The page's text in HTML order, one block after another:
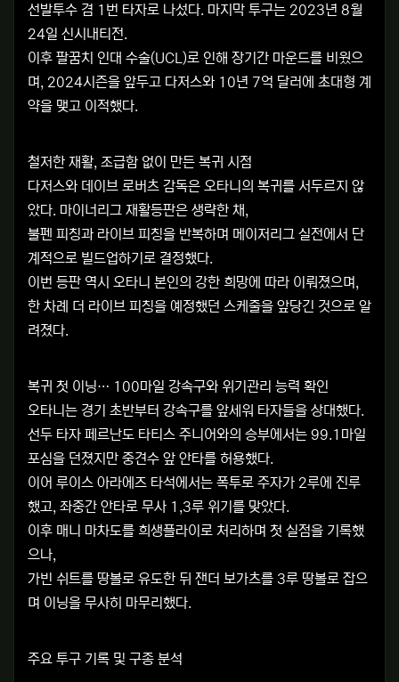
선발투수 겸 1번 타자로 나섰다. 마지막 투구는 2023년 8월
24일 신시내티전.
이후 팔꿈치 인대 수술(UCL)로 인해 장기간 마운드를 비웠으
며, 2024시즌을 앞두고 다저스와 10년 7억 달러에 초대형 계
약을 맺고 이적했다.
철저한 재활, 조급함 없이 만든 복귀 시점
다저스와 데이브 로버츠 감독은 오타니의 복귀를 서두르지 않
았다. 마이너리그 재활등판은 생략한 채,
불펜 피칭과 라이브 피칭을 반복하며 메이저리그 실전에서 단
계적으로 빌드업하기로 결정했다.
이번 등판 역시 오타니 본인의 강한 희망에 따라 이뤄졌으며,
한 차례 더 라이브 피칭을 예정했던 스케줄을 앞당긴 것으로 알
려졌다.
복귀 첫 이닝… 100마일 강속구와 위기관리 능력 확인
오타니는 경기 초반부터 강속구를 앞세워 타자들을 상대했다.
선두 타자 페르난도 타티스 주니어와의 승부에서는 99.1마일
포심을 던졌지만 중견수 앞 안타를 허용했다.
이어 루이스 아라에즈 타석에서는 폭투로 주자가 2루에 진루
했고, 좌중간 안타로 무사 1,3루 위기를 맞았다.
이후 매니 마차도를 희생플라이로 처리하며 첫 실점을 기록했
으나,
가빈 쉬트를 땅볼로 유도한 뒤 잰더 보가츠를 3루 땅볼로 잡으
며 이닝을 무사히 마무리했다.
주요 투구 기록 및 구종 분석